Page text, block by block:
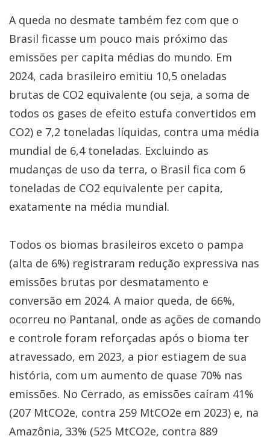
A queda no desmate também fez com que o
Brasil ficasse um pouco mais próximo das
emissões per capita médias do mundo. Em
2024, cada brasileiro emitiu 10,5 oneladas
brutas de CO2 equivalente (ou seja, a soma de
todos os gases de efeito estufa convertidos em
CO2) e 7,2 toneladas líquidas, contra uma média
mundial de 6,4 toneladas. Excluindo as
mudanças de uso da terra, o Brasil fica com 6
toneladas de CO2 equivalente per capita,
exatamente na média mundial.
Todos os biomas brasileiros exceto o pampa
(alta de 6%) registraram redução expressiva nas
emissões brutas por desmatamento e
conversão em 2024. A maior queda, de 66%,
ocorreu no Pantanal, onde as ações de comando
e controle foram reforçadas após o bioma ter
atravessado, em 2023, a pior estiagem de sua
história, com um aumento de quase 70% nas
emissões. No Cerrado, as emissões caíram 41%
(207 MtCO2e, contra 259 MtCO2e em 2023) e, na
Amazônia, 33% (525 MtCO2e, contra 889